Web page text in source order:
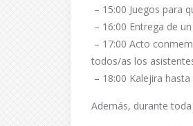
– 15:00 Juegos para
– 16:00 Entrega de
– 17:00 Acto
todos/as los
– 18:00 Kalejira
Además, durante